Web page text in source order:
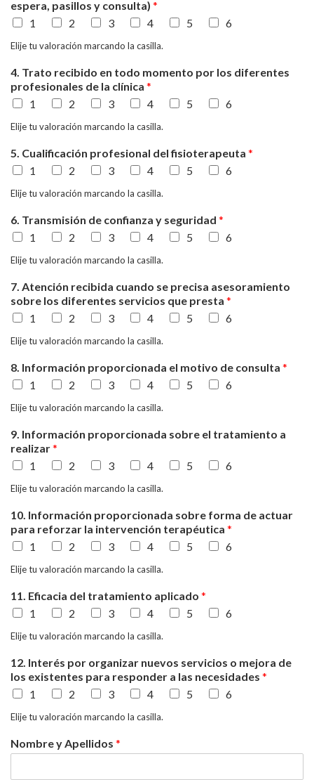
espera, pasillos y consulta) *
1
2 3 4 5 6
Elije tu valoración marcando la casilla.
4. Trato recibido en todo momento por los diferentes
profesionales de la clínica *
1
2 3 4 5 6
Elije tu valoración marcando la casilla.
5. Cualificación profesional del fisioterapeuta *
1
2 3 4 5 6
Elije tu valoración marcando la casilla.
6. Transmisión de confianza y seguridad *
1
2 3 4 5 6
Elije tu valoración marcando la casilla.
7. Atención recibida cuando se precisa asesoramiento
sobre los diferentes servicios que presta *
1
2 3 4 5 6
Elije tu valoración marcando la casilla.
8. Información proporcionada el motivo de consulta *
1
2 3 4 5 6
Elije tu valoración marcando la casilla.
9. Información proporcionada sobre el tratamiento a
realizar*
1
2 3 4 5 6
Elije tu valoración marcando la casilla.
10. Información proporcionada sobre forma de actuar
para reforzar la intervención terapéutica *
1
2 3 4 5 6
Elije tu valoración marcando la casilla.
11. Eficacia del tratamiento aplicado *
1
2 3 4 5 6
Elije tu valoración marcando la casilla.
12. Interés por organizar nuevos servicios o mejora de
los existentes para responder a las necesidades *
1
2 3 4 5 6
Elije tu valoración marcando la casilla.
Nombre y Apellidos *